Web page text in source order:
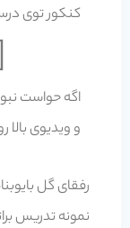
کنکور توی
اگه حواست
و ویدیوی
رفقای گل
نمونه تدریس